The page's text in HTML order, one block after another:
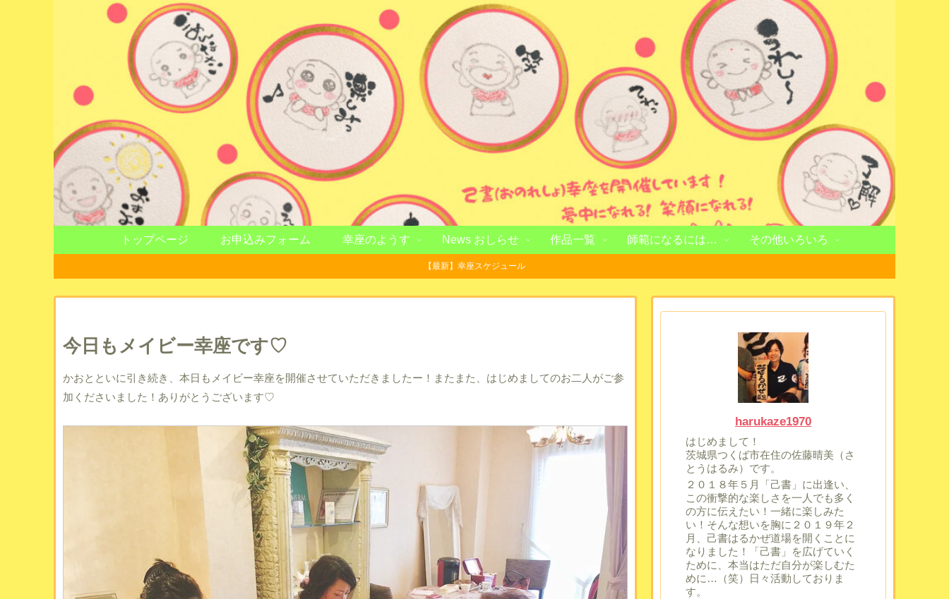
トップページ お申込みフォーム 幸座のようす News おしらせ 作品一覧 師範になるには… その他いろいろ
【最新】幸座スケジュール
今日もメイビー幸座です♡
かおとといに引き続き、本日もメイビー幸座を開催させていただきましたー！またまた、はじめましてのお二人がご参
加くださいました！ありがとうございます♡
harukaze1970
はじめまして！
茨城県つくば市在住の佐藤晴美（さ
とうはるみ）です。
２０１８年５月「己書」に出逢い、
この衝撃的な楽しさを一人でも多く
の方に伝えたい！一緒に楽しみた
い！そんな想いを胸に２０１９年２
月、己書はるかぜ道場を開くことに
なりました！「己書」を広げていく
ために、本当はただ自分が楽しむた
めに…（笑）日々活動しておりま
す。